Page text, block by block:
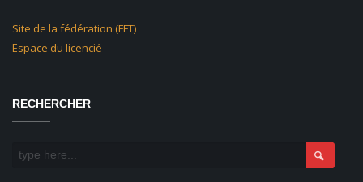
Site de la fédération (FFT)
Espace du licencié
RECHERCHER